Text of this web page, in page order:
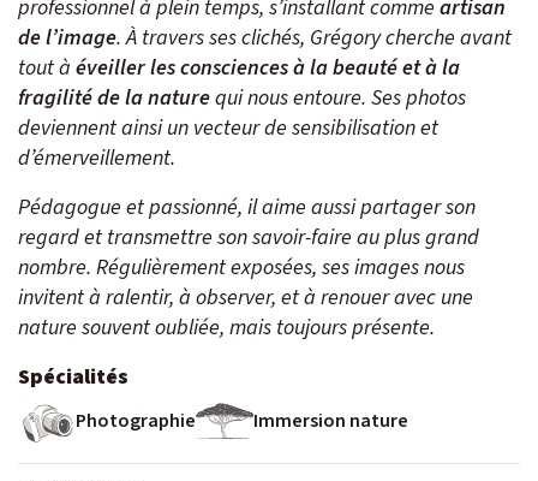
Au fil de l'eau
Croisière Aventure
Neige
Traîneau à chiens
Raquette
Ski & Pulka
professionnel à plein temps, s’installant comme artisan
de l’image. À travers ses clichés, Grégory cherche avant
tout à éveiller les consciences à la beauté et à la
fragilité de la naturequi nous entoure. Ses photos
deviennent ainsi un vecteur de sensibilisation et
d’émerveillement.
Pédagogue et passionné, il aime aussi partager son
regard et transmettre son savoir-faire au plus grand
nombre. Régulièrement exposées, ses images nous
invitent à ralentir, à observer, et à renouer avec une
nature souvent oubliée, mais toujours présente.
Spécialités
Photographie Immersion nature